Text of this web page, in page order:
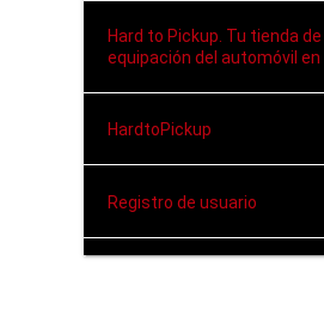
Hard to Pickup. Tu tienda
equipación del automóvil en
HardtoPickup
Registro de usuario